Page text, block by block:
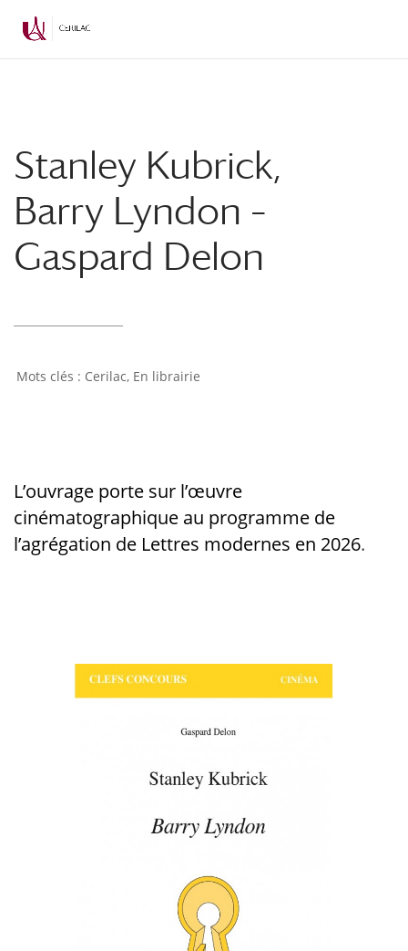
Stanley Kubrick,
Barry Lyndon –
Gaspard Delon
Cerilac, En librairie
L’ouvrage porte sur l’œuvre
cinématographique au programme de
l’agrégation de Lettres modernes en 2026.